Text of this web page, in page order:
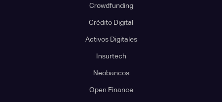
Crowdfunding
Crédito Digital
Activos Digitales
Insurtech
Neobancos
Open Finance